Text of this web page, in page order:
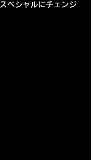
ペシャルにチェンジ